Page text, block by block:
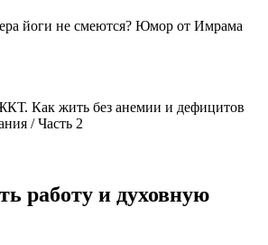
йоги не смеются? Юмор от Имрама
Как жить без анемии и дефицитов
/ Часть 2
работу и духовную